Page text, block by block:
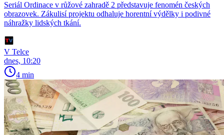
Seriál Ordinace v růžové zahradě 2 představuje fenomén českých
obrazovek. Zákulisí projektu odhaluje horentní výdělky i podivné
náhražky lidských tkání.
V Telce
dnes, 10:20
4 min